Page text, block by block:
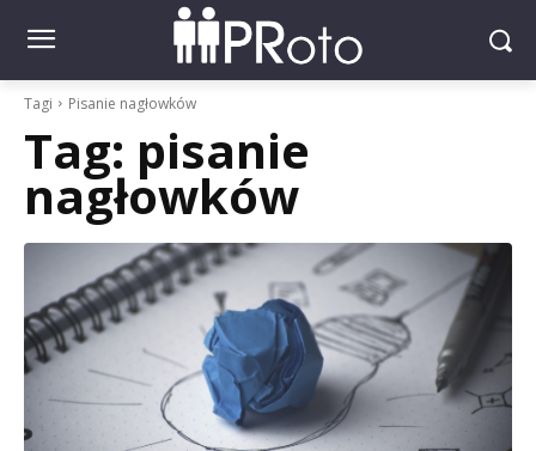
Tagi Pisanie nagłowków
Tag: pisanie
nagłowków